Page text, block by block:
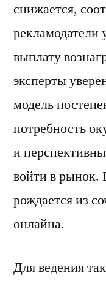
снижается,
выплату
эксперты
модель
потребность
и
войти в рынок.
рождается из
онлайна.
Для ведения